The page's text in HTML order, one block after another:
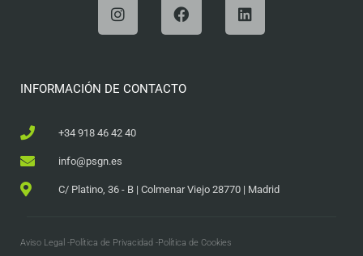
INFORMACIÓN DE CONTACTO
+34 918 46 42 40
info@psgn.es
C/ Platino, 36 - B | Colmenar Viejo 28770 | Madrid
Aviso Legal -Política de Privacidad -Política de Cookies